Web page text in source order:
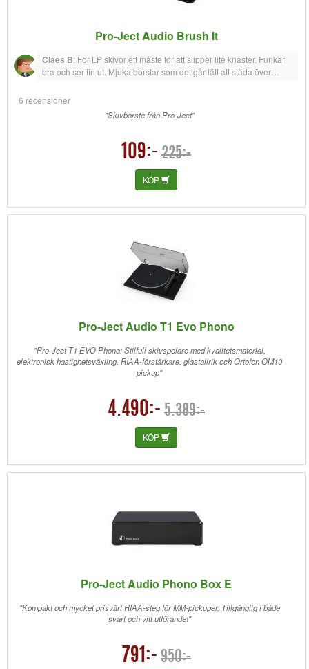
Pro-Ject Audio Brush It
Claes B: För LP skivor ett måste för att slipper lite knaster. Funkar
bra och ser fin ut. Mjuka borstar som det går lätt att städa över
6 recensioner
"Skivborste från Pro-Ject"
109:- 225:-
KÖP
Pro-Ject Audio T1 Evo Phono
"Pro-Ject T1 EVO Phono: Stilfull skivspelare med kvalitetsmaterial,
elektronisk hastighetsväxling, RIAA-förstärkare, glastallrik och Ortofon OM10
pickup"
4.490:- 5.389:-
KÖP
Pro-Ject Audio Phono Box E
"Kompakt och mycket prisvärt RIAA-steg för MM-pickuper. Tillgänglig i både
svart och vitt utförande!"
791:- 950:-